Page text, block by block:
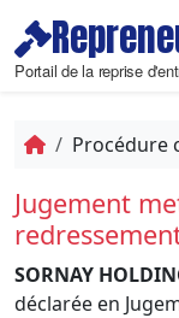
Portail de la reprise
Procédure
Jugement
SORNAY
déclarée en